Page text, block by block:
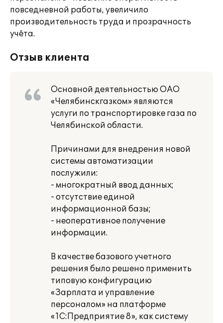
повседневной работы, увеличило
производительность труда и прозрачность
учёта.
Отзыв клиента
Основной деятельностью ОАО
«Челябинскгазком» являются
услуги по транспортировке газа по
Челябинской области.
Причинами для внедрения новой
системы автоматизации
послужили:
- многократный ввод данных;
- отсутствие единой
информационной базы;
- неоперативное получение
информации.
В качестве базового учетного
решения было решено применить
типовую конфигурацию
«Зарплата и управление
персоналом» на платформе
«1С:Предприятие 8», как систему